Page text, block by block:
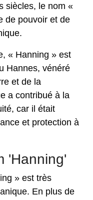
siècles, le nom «
de pouvoir et de
« Hanning » est
Hannes, vénéré
et de la
a contribué à la
car il était
et protection à
'Hanning'
» est très
En plus de